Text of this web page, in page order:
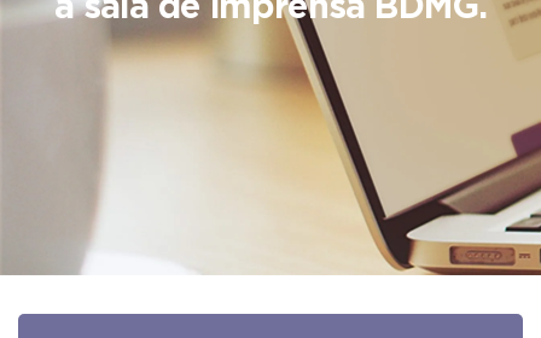
à sala de imprensa BDMG.